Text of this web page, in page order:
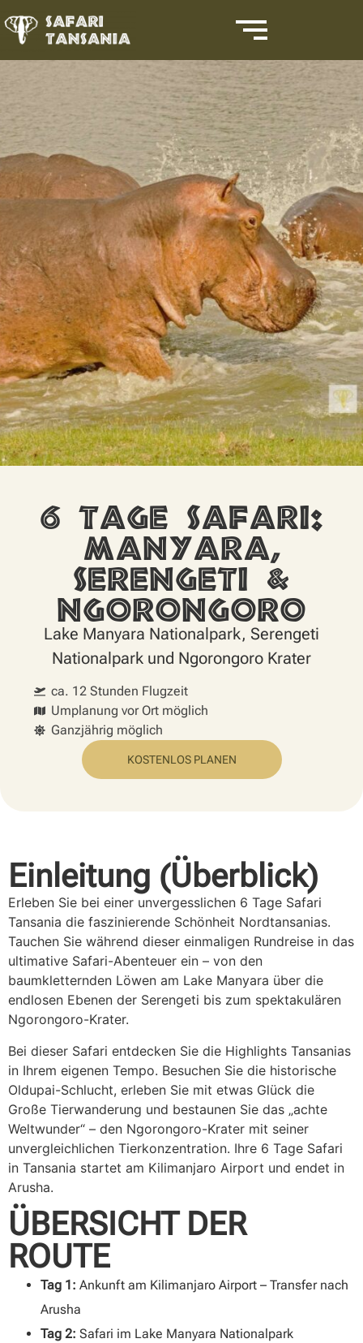
6 Tage Safari:
Manyara,
Serengeti &
Ngorongoro
Lake Manyara Nationalpark, Serengeti
Nationalpark und Ngorongoro Krater
ca. 12 Stunden Flugzeit
Umplanung vor Ort möglich
Ganzjährig möglich
KOSTENLOS PLANEN
Einleitung (Überblick)
Erleben Sie bei einer unvergesslichen 6 Tage Safari
Tansania die faszinierende Schönheit Nordtansanias.
Tauchen Sie während dieser einmaligen Rundreise in das
ultimative Safari-Abenteuer ein – von den
baumkletternden Löwen am Lake Manyara über die
endlosen Ebenen der Serengeti bis zum spektakulären
Ngorongoro-Krater.
Bei dieser Safari entdecken Sie die Highlights Tansanias
in Ihrem eigenen Tempo. Besuchen Sie die historische
Oldupai-Schlucht, erleben Sie mit etwas Glück die
Große Tierwanderung und bestaunen Sie das „achte
Weltwunder“ – den Ngorongoro-Krater mit seiner
unvergleichlichen Tierkonzentration. Ihre 6 Tage Safari
in Tansania startet am Kilimanjaro Airport und endet in
Arusha.
ÜBERSICHT DER
ROUTE
Tag 1: Ankunft am Kilimanjaro Airport – Transfer nach
Arusha
Tag 2: Safari im Lake Manyara Nationalpark